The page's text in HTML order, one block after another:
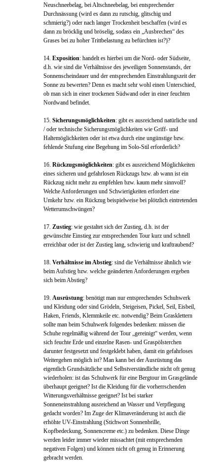
Neuschneebelag, bei Altschneebelag, bei entsprechender
Durchnässung (wird es dann zu rutschig, glitschig und
schmierig?) oder nach langer Trockenheit beschaffen (wird es
dann zu bröcklig und bröselig, sodass ein „Ausbrechen“ des
Grases bei zu hoher Trittbelastung zu befürchten ist?)?
14. Exposition: handelt es hierbei um die Nord- oder Südseite,
d.h. wie sind die Verhältnisse des jeweiligen Sonnenstands, der
Sonnenscheindauer und der entsprechenden Einstrahlungszeit der
Sonne zu bewerten? Denn es macht sehr wohl einen Unterschied,
ob man sich in einer trockenen Südwand oder in einer feuchten
Nordwand befindet.
15. Sicherungsmöglichkeiten: gibt es ausreichend natürliche und
/ oder technische Sicherungsmöglichkeiten wie Griff- und
Haltemöglichkeiten oder ist etwa durch eine ungünstige bzw.
fehlende Stufung eine Begehung im Solo-Stil erforderlich?
16. Rückzugsmöglichkeiten: gibt es ausreichend Möglichkeiten
eines sicheren und gefahrlosen Rückzugs bzw. ab wann ist ein
Rückzug nicht mehr zu empfehlen bzw. kaum mehr sinnvoll?
Welche Anforderungen und Schwierigkeiten erfordert eine
Umkehr bzw. ein Rückzug beispielweise bei plötzlich eintretenden
Wetterumschwüngen?
17. Zustieg: wie gestaltet sich der Zustieg, d.h. ist der
gewünschte Einstieg zur entsprechenden Tour kurz und schnell
erreichbar oder ist der Zustieg lang, schwierig und kraftraubend?
18. Verhältnisse im Abstieg: sind die Verhältnisse ähnlich wie
beim Aufstieg bzw. welche geänderten Anforderungen ergeben
sich beim Abstieg?
19. Ausrüstung: benötigt man nur entsprechendes Schuhwerk
und Kleidung oder sind Grödeln, Steigeisen, Pickel, Seil, Eisbeil,
Haken, Friends, Klemmkeile etc. notwendig? Beim Grasklettern
sollte man beim Schuhwerk folgendes bedenken: müssen die
Schuhe regelmäßig während der Tour „gereinigt“ werden, wenn
sich feuchte Erde und einzelne Rasen- und Graspölsterchen
darunter festgesetzt und festgeklebt haben, damit ein gefahrloses
Weitergehen möglich ist? Man kann bei der Ausrüstung das
eigentlich Grundsätzliche und Selbstverständliche nicht oft genug
wiederholen: ist das Schuhwerk für eine Bergtour im Grasgelände
überhaupt geeignet? Ist die Kleidung für die vorherrschenden
Witterungsverhältnisse geeignet? Ist bei starker
Sonneneinstrahlung ausreichend an Wasser und Verpflegung
gedacht worden? Im Zuge der Klimaveränderung ist auch die
erhöhte UV-Einstrahlung (Stichwort Sonnenbrille,
Kopfbedeckung, Sonnencreme etc.) zu bedenken. Diese Dinge
werden leider immer wieder missachtet (mit entsprechenden
negativen Folgen) und können nicht oft genug in Erinnerung
gebracht werden.